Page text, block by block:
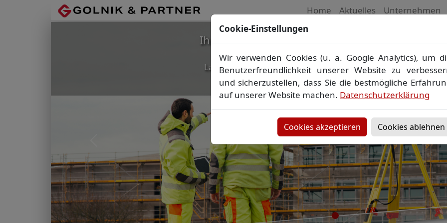
Home Aktuelles Unternehmen
Ihr Vermessungsbüro in Mecklenburg-
Wir vermessen Ihr Grundstück
Lageplan▪Absteckung▪Bauvermessung▪
Grenzfeststellung
▪Amtliche Auskünfte und Auszüge
Cookie-Einstellungen
Wir verwenden Cookies (u. a. Google Analytics), um
Benutzerfreundlichkeit unserer Website zu
und sicherzustellen, dass Sie die bestmögliche
auf unserer Website machen. Datenschutzerklärung
Cookies akzeptieren Cookies ablehnen